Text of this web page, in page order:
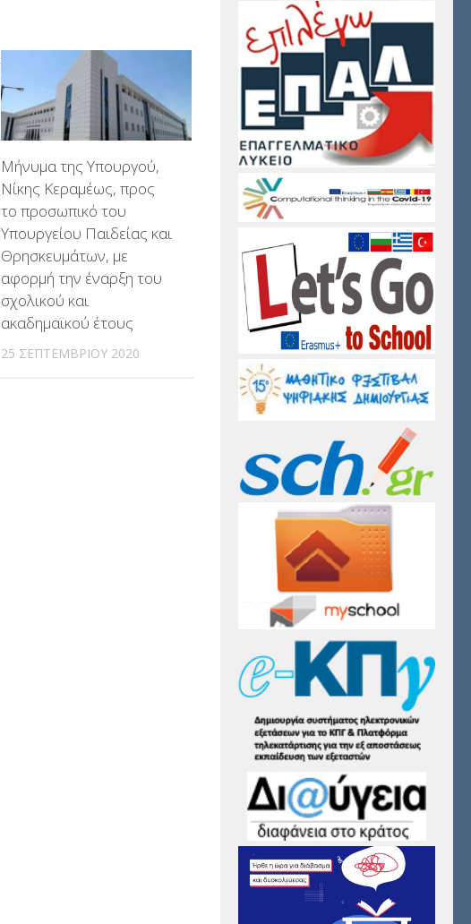
Μήνυμα της Υπουργού,
Νίκης Κεραμέως, προς
το προσωπικό του
Υπουργείου Παιδείας και
Θρησκευμάτων, με
αφορμή την έναρξη του
σχολικού και
ακαδημαϊκού έτους
25 ΣΕΠΤΕΜΒΡΊΟΥ 2020